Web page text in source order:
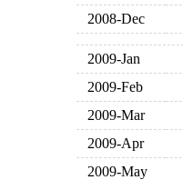
2008-Dec
2009-Jan
2009-Feb
2009-Mar
2009-Apr
2009-May